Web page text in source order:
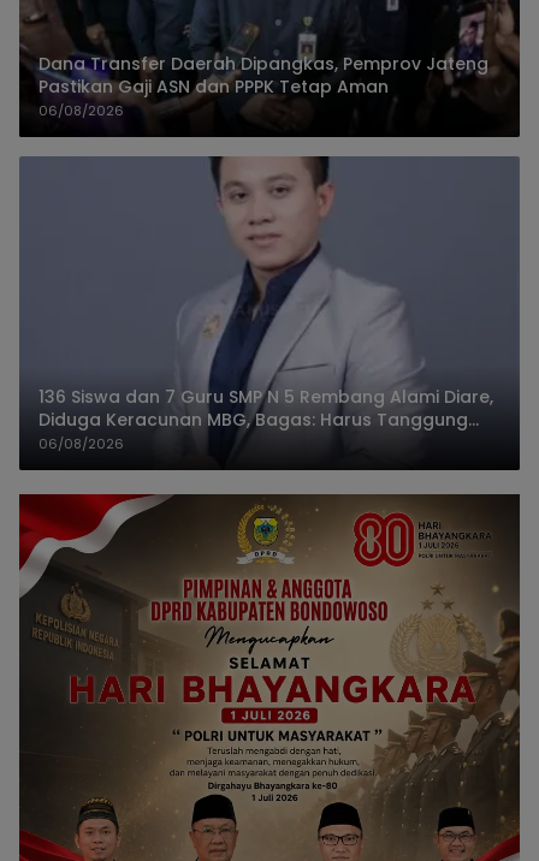
Dana Transfer Daerah Dipangkas, Pemprov Jateng
Pastikan Gaji ASN dan PPPK Tetap Aman
06/08/2026
136 Siswa dan 7 Guru SMP N 5 Rembang Alami Diare,
Diduga Keracunan MBG, Bagas: Harus Tanggung
Jawab
06/08/2026